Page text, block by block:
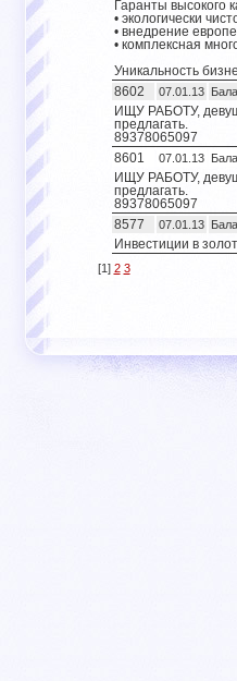
Гаранты высокого
• экологически
• внедрение
• комплексная
Уникальность
8602
07.01.13
ИЩУ РАБОТУ,
предлагать.
89378065097
8601
07.01.13
ИЩУ РАБОТУ,
предлагать.
89378065097
8577
07.01.13
Инвестиции в
[1] 2 3